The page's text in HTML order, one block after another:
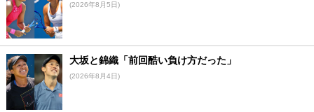
(2026年8月5日)
大坂と錦織「前回酷い負け方だった」
(2026年8月4日)